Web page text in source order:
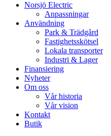
Norsjö Electric
Anpassningar
Användning
Park & Trädgård
Fastighetsskötsel
Lokala transporter
Industri & Lager
Finansiering
Nyheter
Om oss
Vår historia
Vår vision
Kontakt
Butik